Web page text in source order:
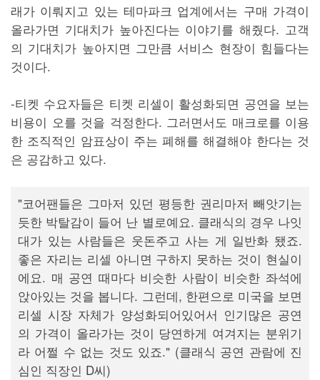
래가 이뤄지고 있는 테마파크 업계에서는 구매 가격이
올라가면 기대치가 높아진다는 이야기를 해줬다. 고객
의 기대치가 높아지면 그만큼 서비스 현장이 힘들다는
것이다.
-티켓 수요자들은 티켓 리셀이 활성화되면 공연을 보는
비용이 오를 것을 걱정한다. 그러면서도 매크로를 이용
한 조직적인 암표상이 주는 폐해를 해결해야 한다는 것
은 공감하고 있다.
"코어팬들은 그마저 있던 평등한 권리마저 빼앗기는
듯한 박탈감이 들어 난 별로예요. 클래식의 경우 나잇
대가 있는 사람들은 웃돈주고 사는 게 일반화 됐죠.
좋은 자리는 리셀 아니면 구하지 못하는 것이 현실이
에요. 매 공연 때마다 비슷한 사람이 비슷한 좌석에
앉아있는 것을 봅니다. 그런데, 한편으로 미국을 보면
리셀 시장 자체가 양성화되어있어서 인기많은 공연
의 가격이 올라가는 것이 당연하게 여겨지는 분위기
라 어쩔 수 없는 것도 있죠." (클래식 공연 관람에 진
심인 직장인 D씨)